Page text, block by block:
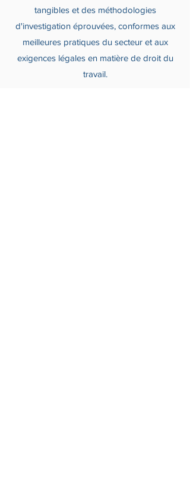
tangibles et des méthodologies
d'investigation éprouvées, conformes aux
meilleures pratiques du secteur et aux
exigences légales en matière de droit du
travail.